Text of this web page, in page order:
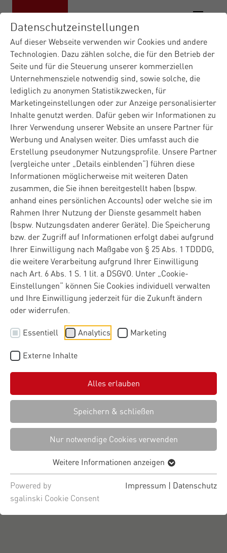
Datenschutzeinstellungen
Auf dieser Webseite verwenden wir Cookies und andere
Technologien. Dazu zählen solche, die für den Betrieb der
Seite und für die Steuerung unserer kommerziellen
Unternehmensziele notwendig sind, sowie solche, die
lediglich zu anonymen Statistikzwecken, für
Marketingeinstellungen oder zur Anzeige personalisierter
Inhalte genutzt werden. Dafür geben wir Informationen zu
Ihrer Verwendung unserer Website an unsere Partner für
Werbung und Analysen weiter. Dies umfasst auch die
Erstellung pseudonymer Nutzungsprofile. Unsere Partner
(vergleiche unter „Details einblenden“) führen diese
Informationen möglicherweise mit weiteren Daten
zusammen, die Sie ihnen bereitgestellt haben (bspw.
anhand eines persönlichen Accounts) oder welche sie im
Rahmen Ihrer Nutzung der Dienste gesammelt haben
(bspw. Nutzungsdaten anderer Geräte). Die Speicherung
bzw. der Zugriff auf Informationen erfolgt dabei aufgrund
Ihrer Einwilligung nach Maßgabe von § 25 Abs. 1 TDDDG,
die weitere Verarbeitung aufgrund Ihrer Einwilligung
nach Art. 6 Abs. 1 S. 1 lit. a DSGVO. Unter „Cookie-
Einstellungen“ können Sie Cookies individuell verwalten
und Ihre Einwilligung jederzeit für die Zukunft ändern
oder widerrufen.
Essentiell Analytics Marketing
Externe Inhalte
Alles erlauben
Speichern & schließen
Nur notwendige Cookies verwenden
Weitere Informationen anzeigen
Powered by
sgalinski Cookie Consent
Impressum | Datenschutz